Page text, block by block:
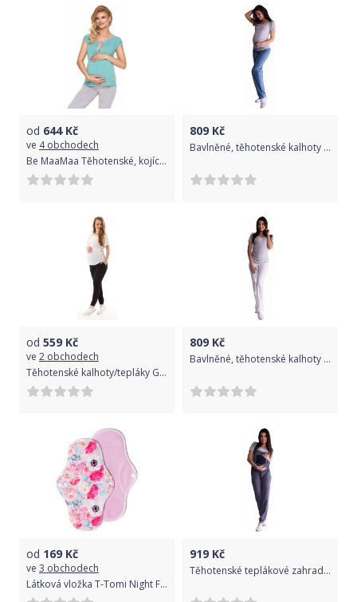
od 644Kč
ve 4 obchodech
Be MaaMaa Těhotenské, kojící pyžamo s kr. rukávem - mátová/šedá
809 Kč
Bavlněné, těhotenské kalhoty s regulovatelným pásem - sv. modré, Velikosti těh. moda S (36)
od 559 Kč
ve 2 obchodech
Těhotenské kalhoty/tepláky Gregx, Vigo s kapsami - černé, vel. S
809 Kč
Bavlněné, těhotenské kalhoty s regulovatelným pásem - bílé, Velikosti těh. moda XXL (44)
od 169 Kč
ve 3 obchodech
Látková vložka T-Tomi Night Flowers 2021
919 Kč
Těhotenské teplákové zahradníky - metalická ocel, Velikosti těh. moda XL (42)